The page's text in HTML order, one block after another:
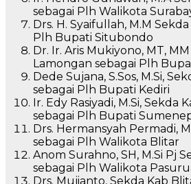
sebagai Plh Walikota
Drs. H. Syaifullah, M.M
Plh Bupati Situbondo
Dr. Ir. Aris Mukiyono, MT,
Lamongan sebagai Plh
Dede Sujana, S.Sos, M.Si,
sebagai Plh Bupati Kediri
Ir. Edy Rasiyadi, M.Si, Sekda
sebagai Plh Bupati
Drs. Hermansyah Permadi,
sebagai Plh Walikota Blitar
Anom Surahno, SH, M.Si Pj
sebagai Plh Walikota
Drs. Mujianto, Sekda Kab